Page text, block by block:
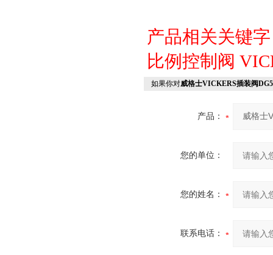
产品相关关键
比例控制阀
如果你对威格士VICKERS插装阀
产品：
您的单位：
您的姓名：
联系电话：